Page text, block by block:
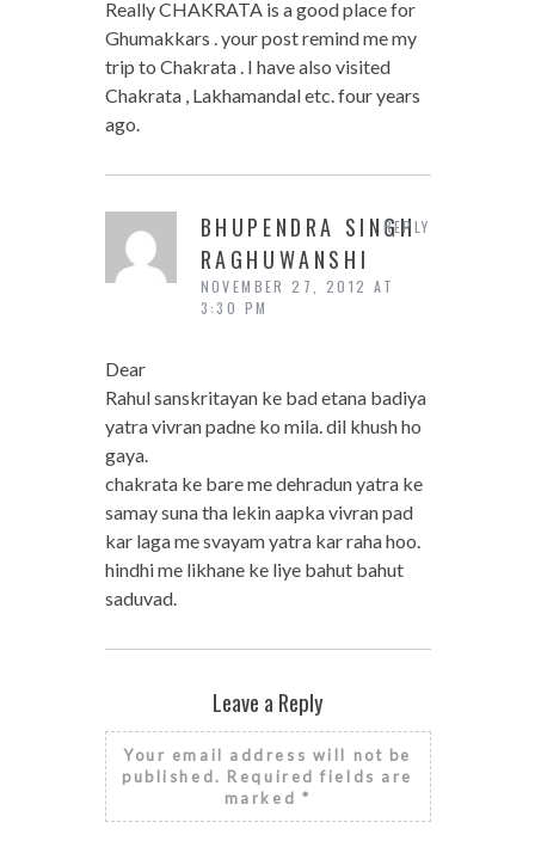
Really CHAKRATA is a good place for
Ghumakkars . your post remind me my
trip to Chakrata . I have also visited
Chakrata , Lakhamandal etc. four years
ago.
BHUPENDRA SINGH
RAGHUWANSHI
NOVEMBER 27, 2012 AT
3:30 PM
Dear
Rahul sanskritayan ke bad etana badiya
yatra vivran padne ko mila. dil khush ho
gaya.
chakrata ke bare me dehradun yatra ke
samay suna tha lekin aapka vivran pad
kar laga me svayam yatra kar raha hoo.
hindhi me likhane ke liye bahut bahut
saduvad.
REPLY
Leave a Reply
Your email address will not be
published. Required fields are
marked *